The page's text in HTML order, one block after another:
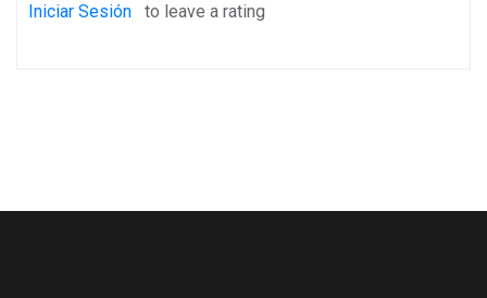
Iniciar Sesión to leave a rating